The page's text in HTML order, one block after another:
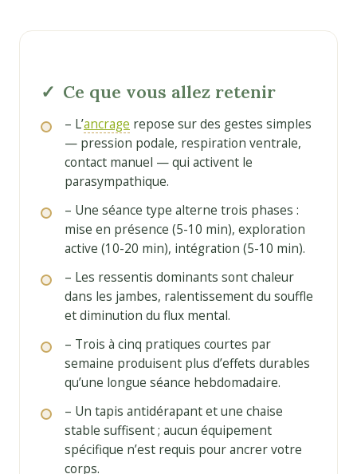
Ce que vous allez retenir
– L’ancrage repose sur des gestes simples
— pression podale, respiration ventrale,
contact manuel — qui activent le
parasympathique.
– Une séance type alterne trois phases :
mise en présence (5-10 min), exploration
active (10-20 min), intégration (5-10 min).
– Les ressentis dominants sont chaleur
dans les jambes, ralentissement du souffle
et diminution du flux mental.
– Trois à cinq pratiques courtes par
semaine produisent plus d’effets durables
qu’une longue séance hebdomadaire.
– Un tapis antidérapant et une chaise
stable suffisent ; aucun équipement
spécifique n’est requis pour ancrer votre
corps.